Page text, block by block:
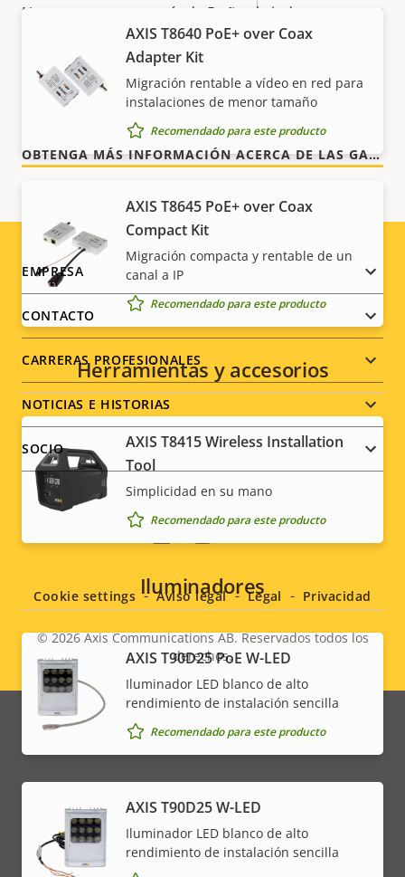
Sostenibilidad PVC free
AXIS T8640 PoE+ over Coax
Adapter Kit
Migración rentable a vídeo en red para
instalaciones de menor tamaño
Recomendado para este producto
AXIS T8645 PoE+ over Coax
Compact Kit
Migración compacta y rentable de un
canal a IP
Recomendado para este producto
Herramientas y accesorios
AXIS T8415 Wireless Installation
Tool
Simplicidad en su mano
Recomendado para este producto
Iluminadores
AXIS T90D25 PoE W-LED
Iluminador LED blanco de alto
rendimiento de instalación sencilla
Recomendado para este producto
AXIS T90D25 W-LED
Iluminador LED blanco de alto
rendimiento de instalación sencilla
Nuestra nueva garantía de 5 años brinda a nuestros
clientes años de uso sin preocupaciones y un
control de los costes. Y no hay sorpresas ocultas en
la factura, lo que prometemos es exactamente lo
que recibe.
OBTENGA MÁS INFORMACIÓN ACERCA DE LAS GARANTÍAS DE AXIS
Footer
menu
EMPRESA
CONTACTO
CARRERAS PROFESIONALES
NOTICIAS E HISTORIAS
SOCIO
Social
menu
Legal
menu
© 2026Axis Communications AB. Reservados todos los
derechos.
Cookie settings Aviso legal Legal Privacidad